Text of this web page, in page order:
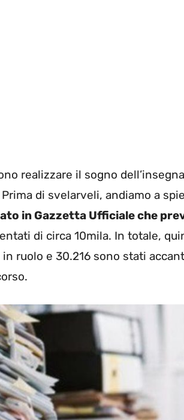
realizzare il sogno
di svelarveli, andiamo a
in Gazzetta Ufficiale che
di circa 10mila. In totale,
ruolo e 30.216 sono stati